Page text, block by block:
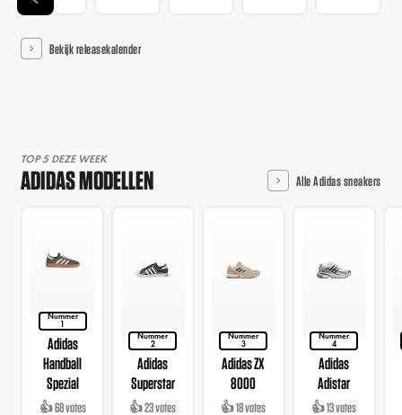
Bekijk releasekalender
TOP 5 DEZE WEEK
ADIDAS MODELLEN Alle Adidas sneakers
Nummer
1
Adidas
Handball
Spezial
👍 68 votes
Nummer
2
Adidas
Superstar
👍 23 votes
Nummer
3
Adidas ZX
8000
👍 18 votes
Nummer
4
Adidas
Adistar
👍 13 votes